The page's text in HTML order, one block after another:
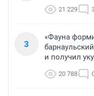
21 229
3
«Фауна
и получил
20 788